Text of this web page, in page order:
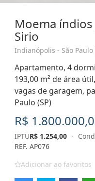
Moema
Sirio
Indianópolis - São Paulo
Apartamento, 4
193,00 m² de área
vagas de garagem,
Paulo (SP)
R$
IPTUR$ 1.254,00 ·
REF. AP076
Adicionar ao favoritos